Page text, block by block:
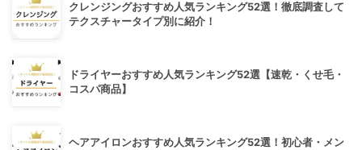
クレンジングおすすめ人気ランキング52選！徹底調査して
テクスチャータイプ別に紹介！
ドライヤーおすすめ人気ランキング52選【速乾・くせ毛・
コスパ商品】
ヘアアイロンおすすめ人気ランキング52選！初心者・メン